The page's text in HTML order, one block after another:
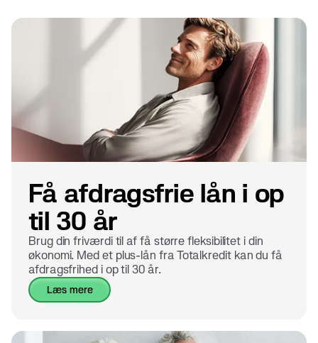
Få afdragsfrie lån i op
til 30 år
Brug din friværdi til af få større fleksibilitet i din
økonomi. Med et plus-lån fra Totalkredit kan du få
afdragsfrihed i op til 30 år.
læs mere